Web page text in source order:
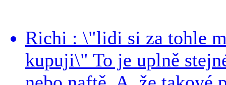
Richi : \"lidi si za tohle
kupuji\" To je uplně